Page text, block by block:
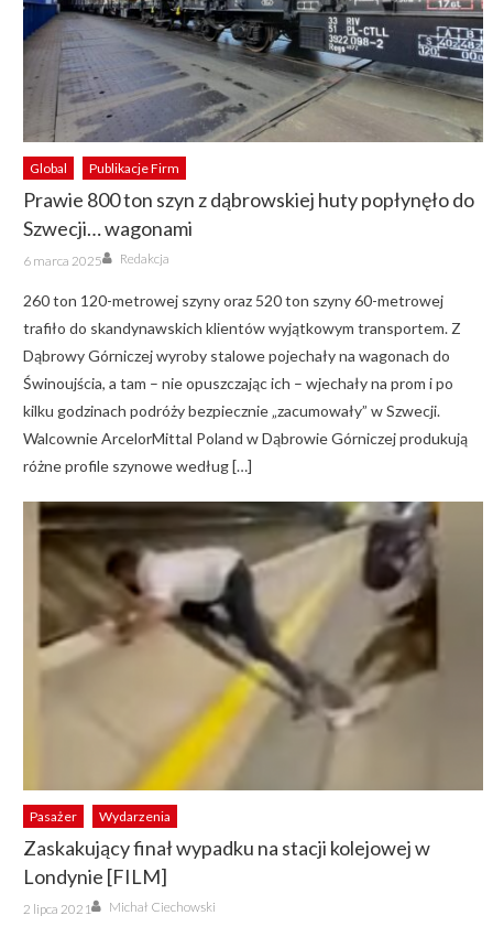
Global Publikacje Firm
Prawie 800 ton szyn z dąbrowskiej huty popłynęło do
Szwecji… wagonami
Posted
on
6 marca 2025 Author
Redakcja
260 ton 120-metrowej szyny oraz 520 ton szyny 60-metrowej
trafiło do skandynawskich klientów wyjątkowym transportem. Z
Dąbrowy Górniczej wyroby stalowe pojechały na wagonach do
Świnoujścia, a tam – nie opuszczając ich – wjechały na prom i po
kilku godzinach podróży bezpiecznie „zacumowały” w Szwecji.
Walcownie ArcelorMittal Poland w Dąbrowie Górniczej produkują
różne profile szynowe według […]
Pasażer Wydarzenia
Zaskakujący finał wypadku na stacji kolejowej w
Londynie [FILM]
Posted
on
2 lipca 2021 Author
Michał Ciechowski